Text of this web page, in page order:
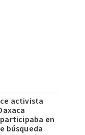
activista
en
búsqueda